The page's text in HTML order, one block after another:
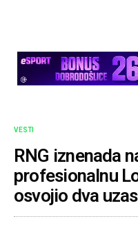
VESTI
RNG iznenada
profesionalnu
osvojio dva